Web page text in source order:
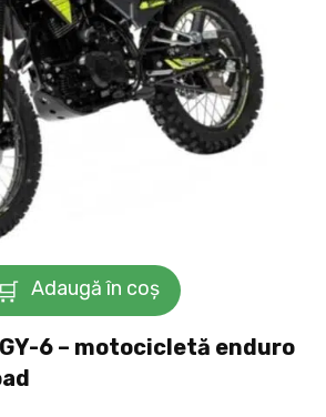
Adaugă în coș
6 – motocicletă enduro